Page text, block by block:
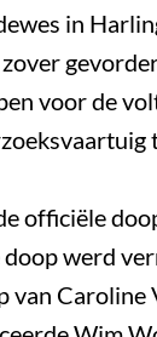
in
voor de
officiële
doop werd
van Caroline